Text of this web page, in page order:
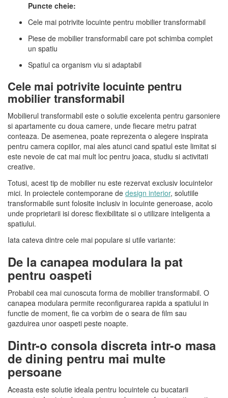
Puncte cheie:
Cele mai potrivite locuinte pentru mobilier transformabil
Piese de mobilier transformabil care pot schimba complet
un spatiu
Spatiul ca organism viu si adaptabil
Cele mai potrivite locuinte pentru
mobilier transformabil
Mobilierul transformabil este o solutie excelenta pentru garsoniere
si apartamente cu doua camere, unde fiecare metru patrat
conteaza. De asemenea, poate reprezenta o alegere inspirata
pentru camera copiilor, mai ales atunci cand spatiul este limitat si
este nevoie de cat mai mult loc pentru joaca, studiu si activitati
creative.
Totusi, acest tip de mobilier nu este rezervat exclusiv locuintelor
mici. In proiectele contemporane de design interior, solutiile
transformabile sunt folosite inclusiv in locuinte generoase, acolo
unde proprietarii isi doresc flexibilitate si o utilizare inteligenta a
spatiului.
Iata cateva dintre cele mai populare si utile variante:
De la canapea modulara la pat
pentru oaspeti
Probabil cea mai cunoscuta forma de mobilier transformabil. O
canapea modulara permite reconfigurarea rapida a spatiului in
functie de moment, fie ca vorbim de o seara de film sau
gazduirea unor oaspeti peste noapte.
Dintr-o consola discreta intr-o masa
de dining pentru mai multe
persoane
Aceasta este solutie ideala pentru locuintele cu bucatarii